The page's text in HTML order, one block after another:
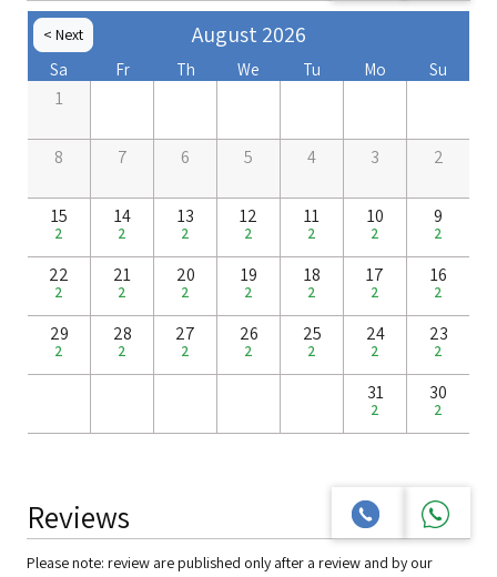
August 2026
Next >
Su
Mo
Tu
We
Th
Fr
Sa
1
2
3
4
5
6
7
8
9
2
10
2
11
2
12
2
13
2
14
2
15
2
16
2
17
2
18
2
19
2
20
2
21
2
22
2
23
2
24
2
25
2
26
2
27
2
28
2
29
2
30
2
31
2
Reviews
Please note: review are published only after a review and by our